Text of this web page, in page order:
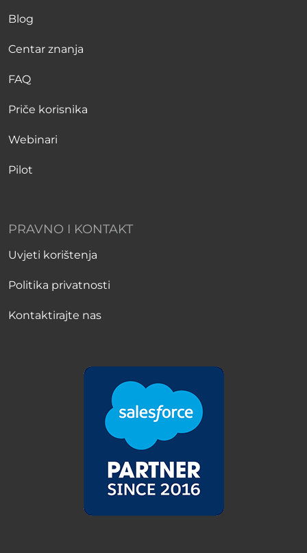
Blog
Centar znanja
FAQ
Priče korisnika
Webinari
Pilot
PRAVNO I KONTAKT
Uvjeti korištenja
Politika privatnosti
Kontaktirajte nas